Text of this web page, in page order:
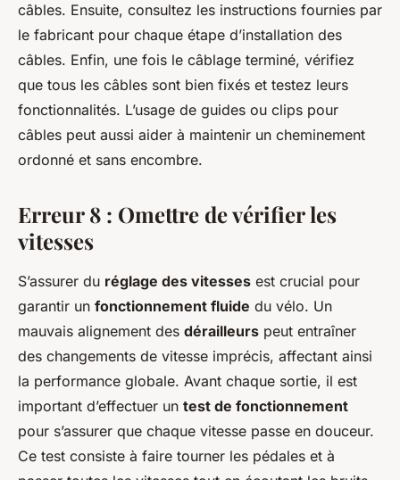
câbles. Ensuite, consultez les instructions fournies par
le fabricant pour chaque étape d’installation des
câbles. Enfin, une fois le câblage terminé, vérifiez
que tous les câbles sont bien fixés et testez leurs
fonctionnalités. L’usage de guides ou clips pour
câbles peut aussi aider à maintenir un cheminement
ordonné et sans encombre.
Erreur 8 : Omettre de vérifier les
vitesses
S’assurer du réglage des vitesses est crucial pour
garantir un fonctionnement fluide du vélo. Un
mauvais alignement des dérailleurs peut entraîner
des changements de vitesse imprécis, affectant ainsi
la performance globale. Avant chaque sortie, il est
important d’effectuer un test de fonctionnement
pour s’assurer que chaque vitesse passe en douceur.
Ce test consiste à faire tourner les pédales et à